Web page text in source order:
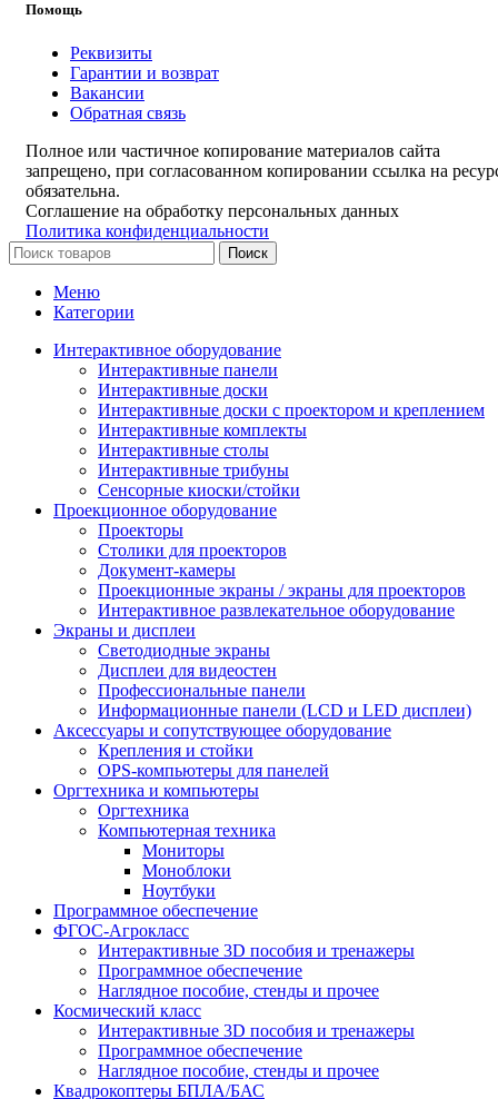
Помощь
Реквизиты
Гарантии и возврат
Вакансии
Обратная связь
Полное или частичное копирование материалов сайта
запрещено, при согласованном копировании ссылка на
обязательна.
Соглашение на обработку персональных данных
Политика конфиденциальности
Поиск
Меню
Категории
Интерактивное оборудование
Интерактивные панели
Интерактивные доски
Интерактивные доски с проектором и креплением
Интерактивные комплекты
Интерактивные столы
Интерактивные трибуны
Сенсорные киоски/стойки
Проекционное оборудование
Проекторы
Столики для проекторов
Документ-камеры
Проекционные экраны / экраны для проекторов
Интерактивное развлекательное оборудование
Экраны и дисплеи
Светодиодные экраны
Дисплеи для видеостен
Профессиональные панели
Информационные панели (LCD и LED дисплеи)
Аксессуары и сопутствующее оборудование
Крепления и стойки
OPS-компьютеры для панелей
Оргтехника и компьютеры
Оргтехника
Компьютерная техника
Мониторы
Моноблоки
Ноутбуки
Программное обеспечение
ФГОС-Агрокласс
Интерактивные 3D пособия и тренажеры
Программное обеспечение
Наглядное пособие, стенды и прочее
Космический класс
Интерактивные 3D пособия и тренажеры
Программное обеспечение
Наглядное пособие, стенды и прочее
Квадрокоптеры БПЛА/БАС